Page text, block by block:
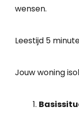
wensen.
Leestijd 5
Jouw woning